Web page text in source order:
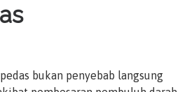
bukan penyebab langsung